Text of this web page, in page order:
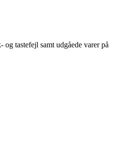
tastefejl samt udgåede varer på